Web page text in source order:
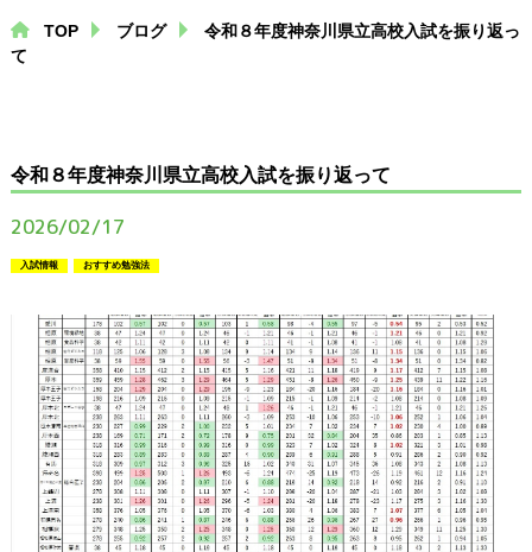
（専用ページにリンクします）
塾通いにお悩みの方へ
小学生から塾に通う必要性
中学生が塾に通うメリット
高校生必見！大学進学の入試制度
Q&A
ご利用者様のお声
TOP ブログ
令和８年度神奈川県立高校入試を振り返っ
て
令和８年度神奈川県立高校入試を振り返って
2026/02/17
入試情報 おすすめ勉強法